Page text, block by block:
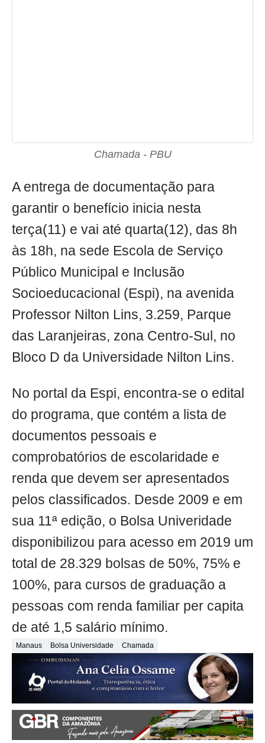
Chamada - PBU
A entrega de documentação para
garantir o benefício inicia nesta
terça(11) e vai até quarta(12), das 8h
às 18h, na sede Escola de Serviço
Público Municipal e Inclusão
Socioeducacional (Espi), na avenida
Professor Nilton Lins, 3.259, Parque
das Laranjeiras, zona Centro-Sul, no
Bloco D da Universidade Nilton Lins.
No portal da Espi, encontra-se o edital
do programa, que contém a lista de
documentos pessoais e
comprobatórios de escolaridade e
renda que devem ser apresentados
pelos classificados. Desde 2009 e em
sua 11ª edição, o Bolsa Univeridade
disponibilizou para acesso em 2019 um
total de 28.329 bolsas de 50%, 75% e
100%, para cursos de graduação a
pessoas com renda familiar per capita
de até 1,5 salário mínimo.
Manaus Bolsa Universidade Chamada